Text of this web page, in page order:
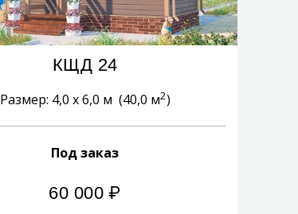
КЩД 24
Размер: 4,0 х 6,0 м (40,0 м2)
Под заказ
60 000 ₽